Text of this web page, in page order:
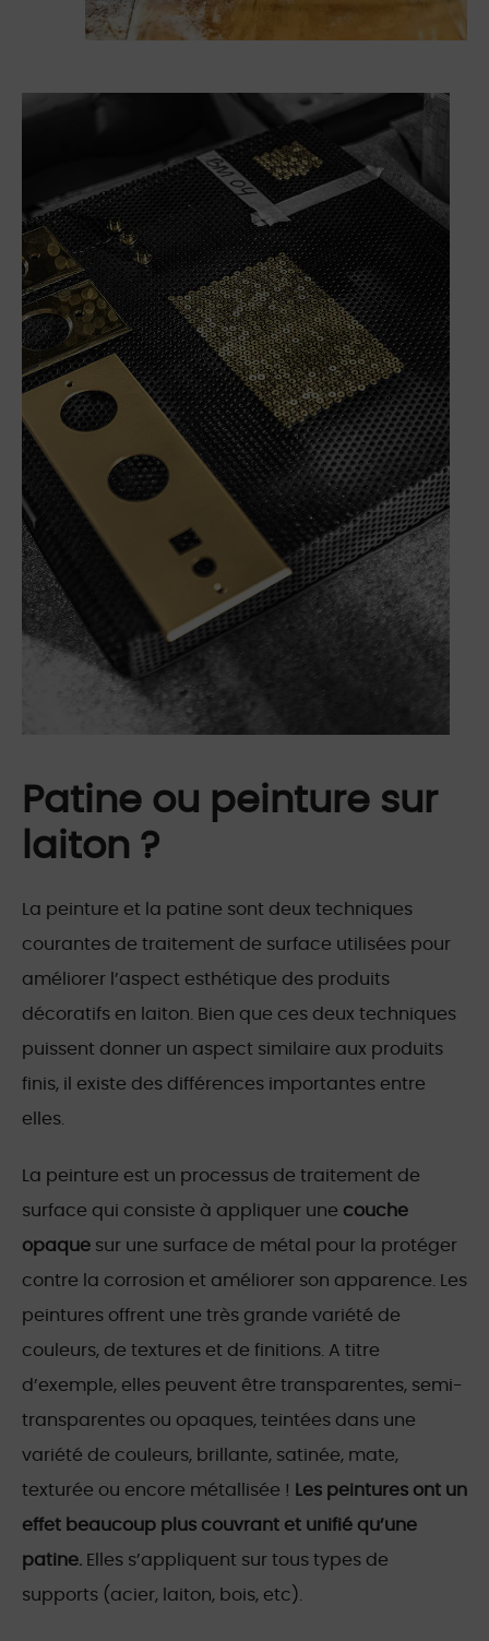
Patine ou peinture sur
laiton ?
La peinture et la patine sont deux techniques
courantes de traitement de surface utilisées pour
améliorer l’aspect esthétique des produits
décoratifs en laiton. Bien que ces deux techniques
puissent donner un aspect similaire aux produits
finis, il existe des différences importantes entre
elles.
La peinture est un processus de traitement de
surface qui consiste à appliquer une couche
opaque sur une surface de métal pour la protéger
contre la corrosion et améliorer son apparence. Les
peintures offrent une très grande variété de
couleurs, de textures et de finitions. A titre
d’exemple, elles peuvent être transparentes, semi-
transparentes ou opaques, teintées dans une
variété de couleurs, brillante, satinée, mate,
texturée ou encore métallisée ! Les peintures ont un
effet beaucoup plus couvrant et unifié qu’une
patine. Elles s’appliquent sur tous types de
supports (acier, laiton, bois, etc).